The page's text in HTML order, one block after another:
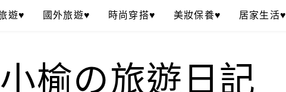
遊♥ 國外旅遊♥ 時尚穿搭♥ 美妝保養♥ 居家生活♥
榆の旅遊日記